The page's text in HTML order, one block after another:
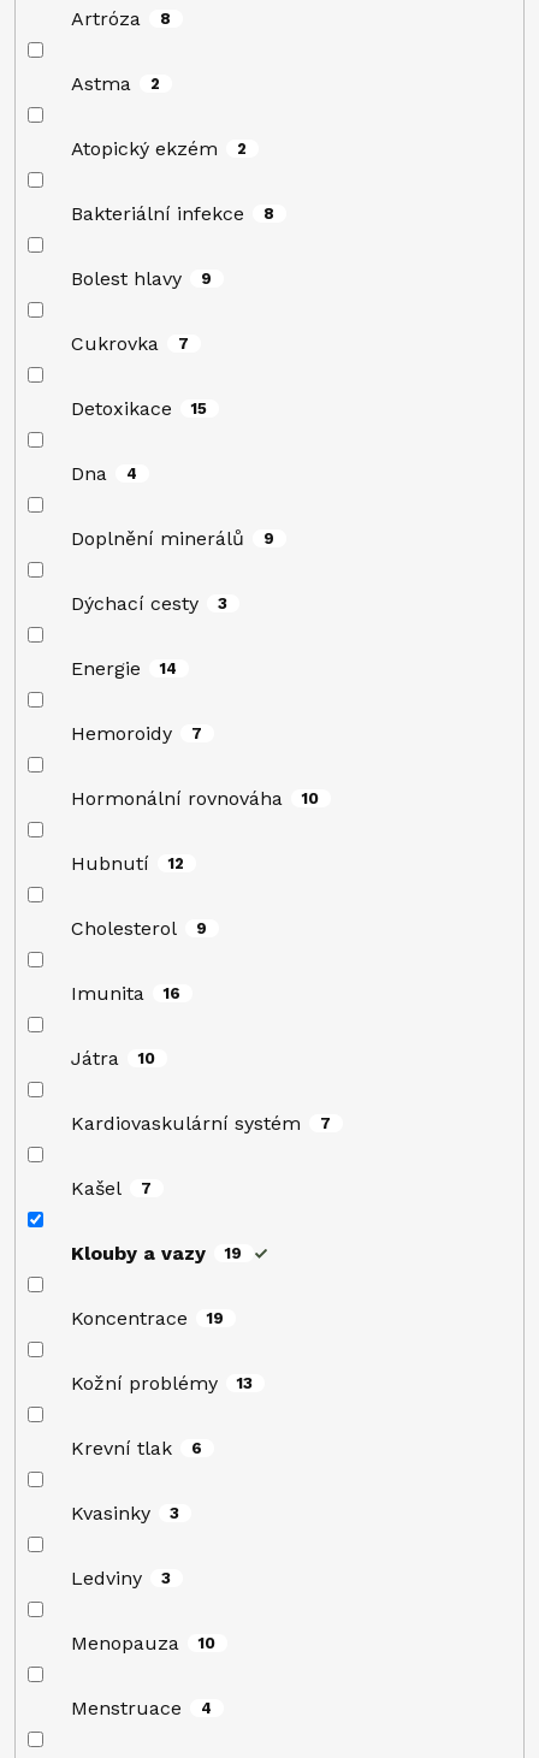
Artróza 8
Astma 2
Atopický ekzém 2
Bakteriální infekce 8
Bolest hlavy 9
Cukrovka 7
Detoxikace 15
Dna 4
Doplnění minerálů 9
Dýchací cesty 3
Energie 14
Hemoroidy 7
Hormonální rovnováha 10
Hubnutí 12
Cholesterol 9
Imunita 16
Játra 10
Kardiovaskulární systém 7
Kašel 7
Klouby a vazy 19
Koncentrace 19
Kožní problémy 13
Krevní tlak 6
Kvasinky 3
Ledviny 3
Menopauza 10
Menstruace 4